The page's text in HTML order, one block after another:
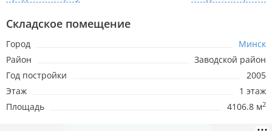
Складское помещение
Город
Минск
Район
Заводской район
Год постройки
2005
Этаж
1 этаж
Площадь
4106.8 м2